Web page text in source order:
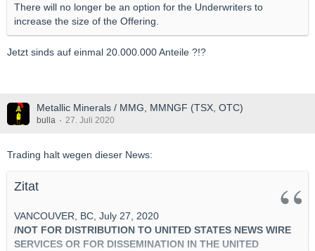
There will no longer be an option for the Underwriters to
increase the size of the Offering.
Jetzt sinds auf einmal 20.000.000 Anteile ?!?
Metallic Minerals / MMG, MMNGF (TSX, OTC)
bulla 27. Juli 2020
Trading halt wegen dieser News:
Zitat
VANCOUVER, BC, July 27, 2020
/NOT FOR DISTRIBUTION TO UNITED STATES NEWS WIRE
SERVICES OR FOR DISSEMINATION IN THE UNITED